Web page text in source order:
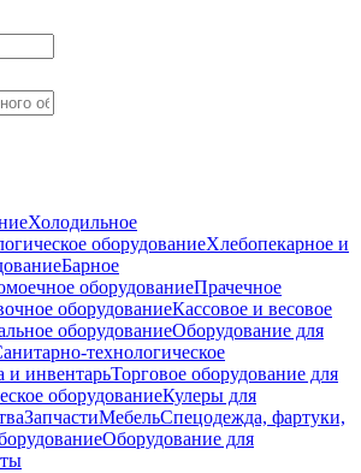
Холодильное
оборудованиеХлебопекарное и
Барное
оборудованиеПрачечное
оборудованиеКассовое и весовое
оборудованиеОборудование для
технологическое
и инвентарьТорговое оборудование для
оборудованиеКулеры для
ЗапчастиМебельСпецодежда, фартуки,
Оборудование для